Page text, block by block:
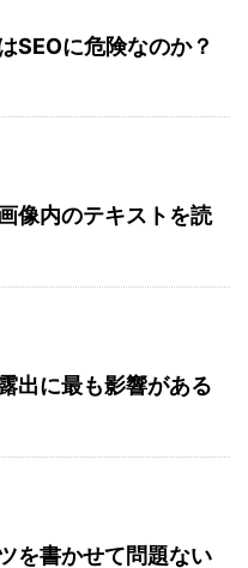
SEOに危険なのか？
像内のテキストを読
出に最も影響がある
を書かせて問題ない